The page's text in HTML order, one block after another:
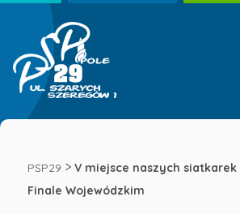
V
miejsce
PSP29 >V miejsce naszych
Finale Wojewódzkim